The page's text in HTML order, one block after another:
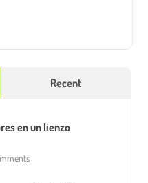
Recent
en un lienzo